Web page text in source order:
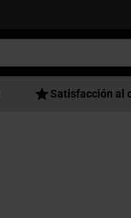
Satisfacción al